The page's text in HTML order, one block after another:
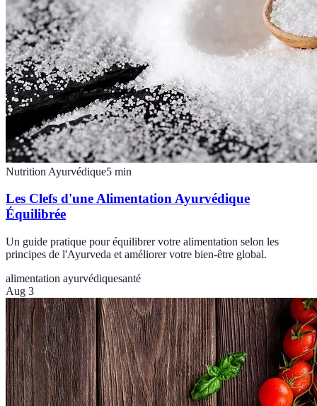
Nutrition Ayurvédique5 min
Les Clefs d'une Alimentation Ayurvédique
Équilibrée
Un guide pratique pour équilibrer votre alimentation selon les
principes de l'Ayurveda et améliorer votre bien-être global.
alimentation ayurvédiquesanté
Aug 3